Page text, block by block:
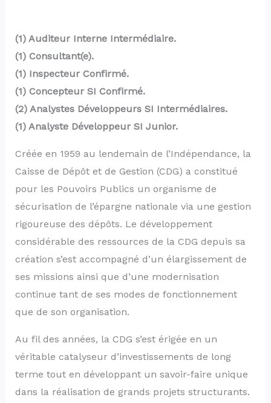
(1) Auditeur Interne Intermédiaire.
(1) Consultant(e).
(1) Inspecteur Confirmé.
(1) Concepteur SI Confirmé.
(2) Analystes Développeurs SI Intermédiaires.
(1) Analyste Développeur SI Junior.
Créée en 1959 au lendemain de l’Indépendance, la
Caisse de Dépôt et de Gestion (CDG) a constitué
pour les Pouvoirs Publics un organisme de
sécurisation de l’épargne nationale via une gestion
rigoureuse des dépôts. Le développement
considérable des ressources de la CDG depuis sa
création s’est accompagné d’un élargissement de
ses missions ainsi que d’une modernisation
continue tant de ses modes de fonctionnement
que de son organisation.
Au fil des années, la CDG s’est érigée en un
véritable catalyseur d’investissements de long
terme tout en développant un savoir-faire unique
dans la réalisation de grands projets structurants.